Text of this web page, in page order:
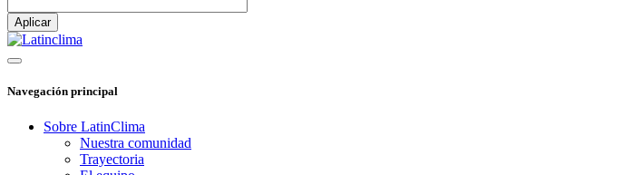
Navegación principal
Sobre LatinClima
Nuestra comunidad
Trayectoria